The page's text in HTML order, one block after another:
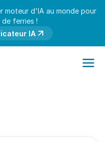
moteur d'IA au monde pour
ferries !
IA